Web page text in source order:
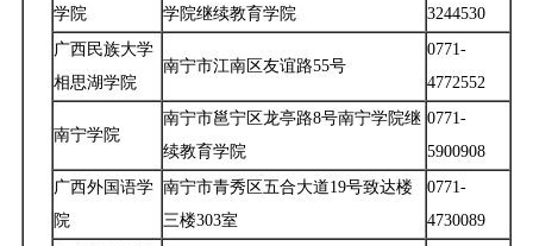
学院
学院继续教育学院
3244530
广西民族大学
相思湖学院
南宁市江南区友谊路55号
0771-
4772552
南宁学院
南宁市邕宁区龙亭路8号南宁学院继
续教育学院
0771-
5900908
广西外国语学
院
南宁市青秀区五合大道19号致达楼
三楼303室
0771-
4730089